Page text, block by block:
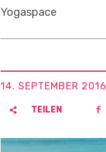
Yogaspace
14. SEPTEMBER 2016
TEILEN